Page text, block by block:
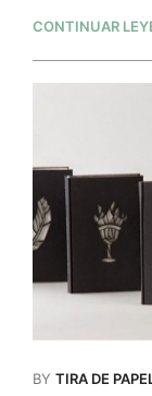
CONTINUAR
BY TIRA DE